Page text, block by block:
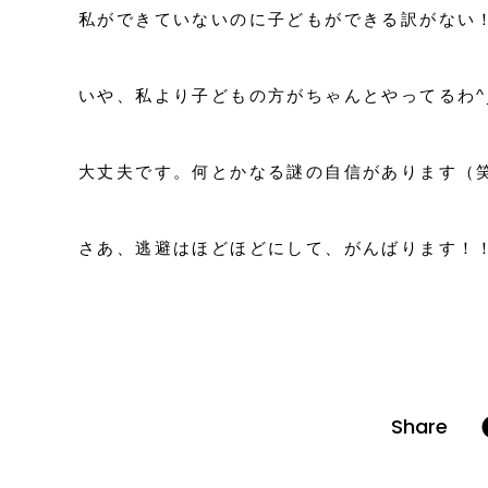
私ができていないのに子どもができる訳がない！
いや、私より子どもの方がちゃんとやってるわ
大丈夫です。何とかなる謎の自信があります（
さあ、逃避はほどほどにして、がんばります！！